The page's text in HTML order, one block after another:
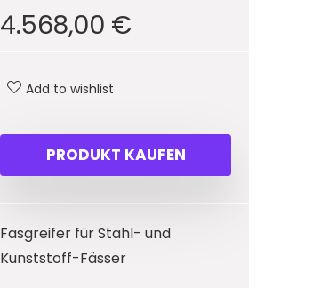
4.568,00 €
Add to wishlist
PRODUKT KAUFEN
Fasgreifer für Stahl- und
Kunststoff-Fässer